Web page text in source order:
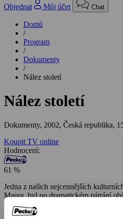
Objednat Můj účet Chat
Domů
/
Program
/
Dokumenty
/
Nález století
Nález století
Dokumenty, 2002, Česká republika,
Koupit TV online
Hodnocení:
61 %
Jedna z našich nejcennějších
Maura, byl po dramatickém pátrání
západočeském hradě Bečov nad
vyžadoval důkladnou renovaci.